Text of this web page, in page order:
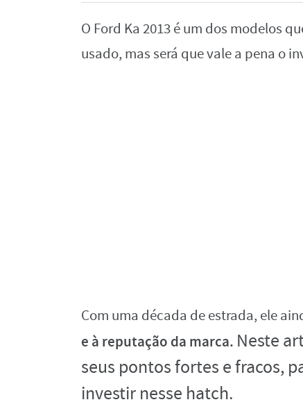
O Ford Ka 2013 é um dos modelos
usado, mas será que vale a pena o
Com uma década de estrada, ele
e à reputação da marca. Neste
seus pontos fortes e fracos,
investir nesse hatch.